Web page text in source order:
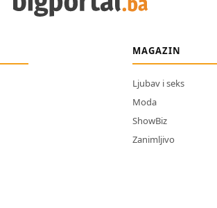
MAGAZIN
Ljubav i seks
Moda
ShowBiz
Zanimljivo